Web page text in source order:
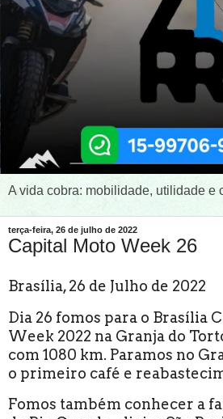
A vida cobra: mobilidade, utilidade e
terça-feira, 26 de julho de 2022
Capital Moto Week 26
Brasília, 26 de Julho de 2022
Dia 26 fomos para o Brasília
Week 2022 na Granja do
com 1080 km. Paramos no
o primeiro café e
Fomos também conhecer a